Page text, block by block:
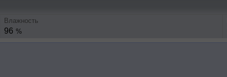
Влажность
96 %